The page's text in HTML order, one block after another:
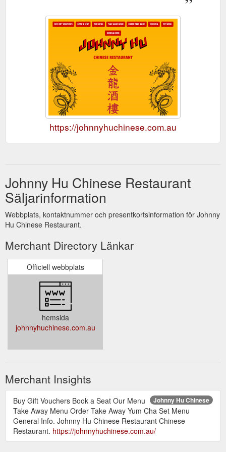
https://johnnyhuchinese.com.au
Johnny Hu Chinese Restaurant
Säljarinformation
Webbplats, kontaktnummer och presentkortsinformation för Johnny
Hu Chinese Restaurant.
Merchant Directory Länkar
Officiell webbplats
hemsida
johnnyhuchinese.com.au
Merchant Insights
Johnny Hu Chinese
Buy Gift Vouchers Book a Seat Our Menu
Take Away Menu Order Take Away Yum Cha Set Menu
General Info. Johnny Hu Chinese Restaurant Chinese
Restaurant. https://johnnyhuchinese.com.au/